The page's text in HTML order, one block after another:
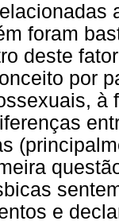
foram
deste
por
à
e